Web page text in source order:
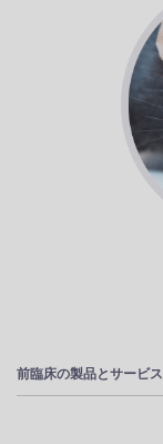
前臨床の製品とサービス